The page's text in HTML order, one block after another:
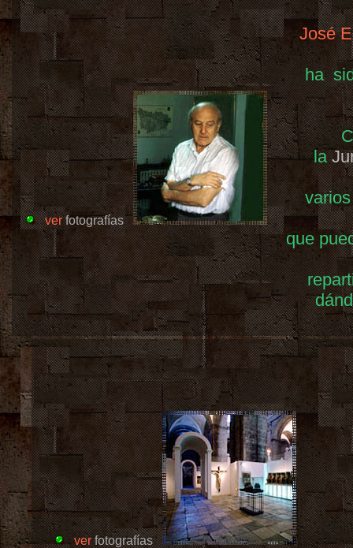
verfotografías
José
ha
la
que
verfotografías